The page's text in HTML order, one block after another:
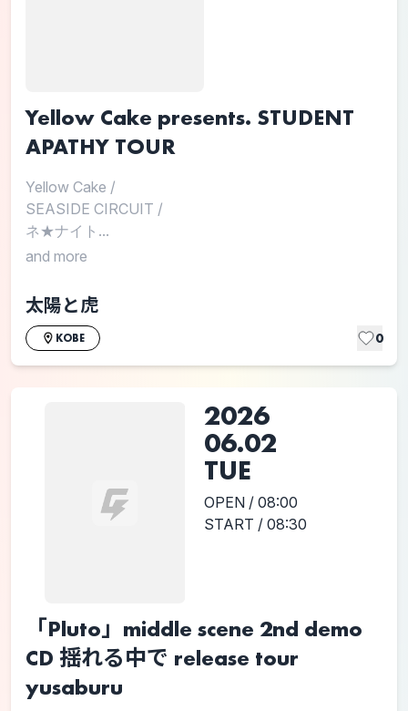
Yellow Cake presents. STUDENT
APATHY TOUR
Yellow Cake /
SEASIDE CIRCUIT /
ネ★ナイト...
and more
太陽と虎
KOBE 0
2026
06.02
TUE
OPEN / 08:00
START / 08:30
「Pluto」middle scene 2nd demo
CD 揺れる中で release tour
yusaburu